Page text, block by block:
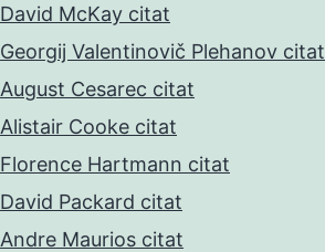
David McKay citat
Georgij Valentinovič Plehanov citat
August Cesarec citat
Alistair Cooke citat
Florence Hartmann citat
David Packard citat
Andre Maurios citat